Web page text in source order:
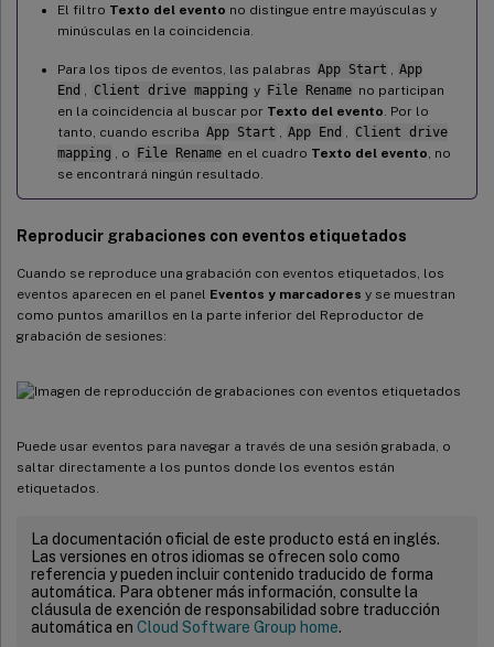
El filtro Texto del evento no distingue entre mayúsculas y
minúsculas en la coincidencia.
Para los tipos de eventos, las palabras App Start
App
End
Client drive mapping y File Rename no participan
en la coincidencia al buscar por Texto del evento . Por lo
tanto, cuando escriba App Start App End
Client drive
mapping
, o File Rename en el cuadro Texto del evento , no
se encontrará ningún resultado.
Reproducir grabaciones con eventos etiquetados
Cuando se reproduce una grabación con eventos etiquetados, los
eventos aparecen en el panel Eventos y marcadores y se muestran
como puntos amarillos en la parte inferior del Reproductor de
grabación de sesiones:
Puede usar eventos para navegar a través de una sesión grabada, o
saltar directamente a los puntos donde los eventos están
etiquetados.
La documentación oficial de este producto está en inglés.
Las versiones en otros idiomas se ofrecen solo como
referencia y pueden incluir contenido traducido de forma
automática. Para obtener más información, consulte la
cláusula de exención de responsabilidad sobre traducción
automática en Cloud Software Group home.